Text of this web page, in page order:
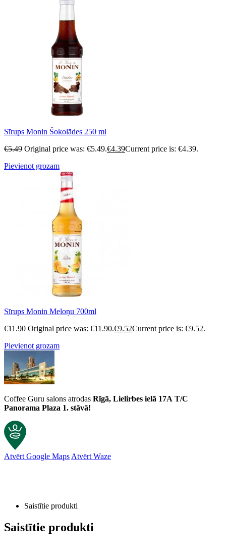
Sīrups Monin Šokolādes 250 ml
€5.49 Original price was: €5.49.€4.39Current price is: €4.39.
Pievienot grozam
Sīrups Monin Meloņu 700ml
€11.90 Original price was: €11.90.€9.52Current price is: €9.52.
Pievienot grozam
Coffee Guru salons atrodas Rīgā, Lielirbes ielā 17A T/C
Panorama Plaza 1. stāvā!
Atvērt Google Maps Atvērt Waze
Vineta Podniece
Rating: 4/5
Saistītie produkti
Saistītie produkti